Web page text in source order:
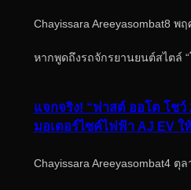
Chayissara Areeyasombat8 พฤ
หากพูดถึงรถจักรยานยนต์สไตล์ “
แจกจริง! “ฟาสต์ ออโต โชว์
มอเตอร์ไซค์ไฟฟ้า AJ EV
Chayissara Areeyasombat4 ตุล